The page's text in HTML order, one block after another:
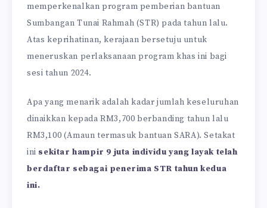
memperkenalkan program pemberian bantuan
Sumbangan Tunai Rahmah (STR) pada tahun lalu.
Atas keprihatinan, kerajaan bersetuju untuk
meneruskan perlaksanaan program khas ini bagi
sesi tahun 2024.
Apa yang menarik adalah kadar jumlah keseluruhan
dinaikkan kepada RM3,700 berbanding tahun lalu
RM3,100 (Amaun termasuk bantuan SARA). Setakat
ini sekitar hampir 9 juta individu yang layak telah
berdaftar sebagai penerima STR tahun kedua
ini.